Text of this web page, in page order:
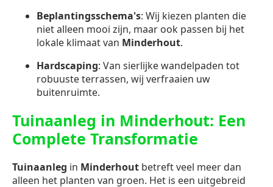
Beplantingsschema's: Wij kiezen planten die
niet alleen mooi zijn, maar ook passen bij het
lokale klimaat van Minderhout.
Hardscaping: Van sierlijke wandelpaden tot
robuuste terrassen, wij verfraaien uw
buitenruimte.
Tuinaanleg in Minderhout: Een
Complete Transformatie
Tuinaanleg in Minderhout betreft veel meer dan
alleen het planten van groen. Het is een uitgebreid